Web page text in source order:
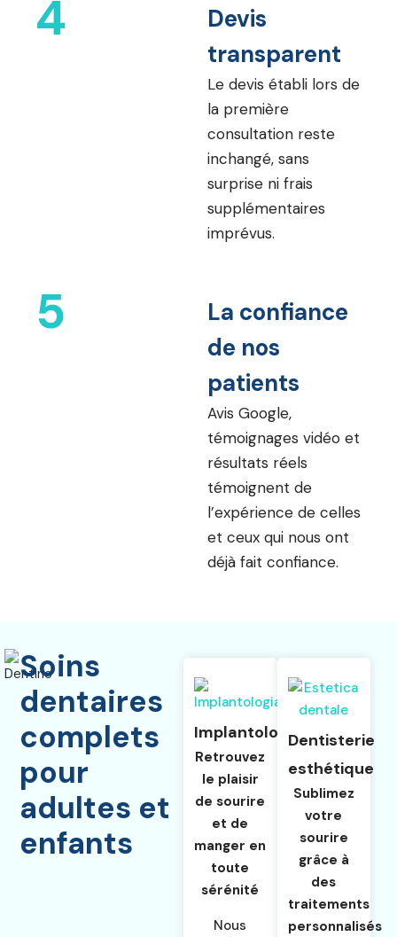
4
Devis
transparent
Le devis établi lors de
la première
consultation reste
inchangé, sans
surprise ni frais
supplémentaires
imprévus.
5
La confiance
de nos
patients
Avis Google,
témoignages vidéo et
résultats réels
témoignent de
l’expérience de celles
et ceux qui nous ont
déjà fait confiance.
Soins
dentaires
complets
pour
adultes et
enfants
Implantologie
Retrouvez
le plaisir
de sourire
et de
manger en
toute
sérénité
Nous
Dentisterie
esthétique
Sublimez
votre
sourire
grâce à
des
traitements
personnalisés